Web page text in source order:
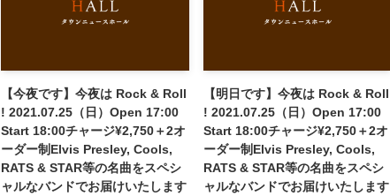
【今夜です】今夜は Rock & Roll
! 2021.07.25（日）Open 17:00
Start 18:00チャージ¥2,750＋2オ
ーダー制Elvis Presley, Cools,
RATS & STAR等の名曲をスペシ
ャルなバンドでお届けいたします
【明日です】今夜は Rock & Roll
! 2021.07.25（日）Open 17:00
Start 18:00チャージ¥2,750＋2オ
ーダー制Elvis Presley, Cools,
RATS & STAR等の名曲をスペシ
ャルなバンドでお届けいたします